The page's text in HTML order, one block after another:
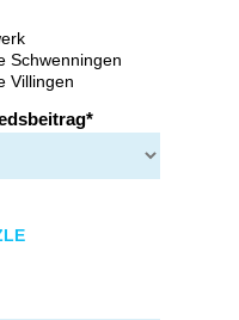
Schwenningen
Villingen